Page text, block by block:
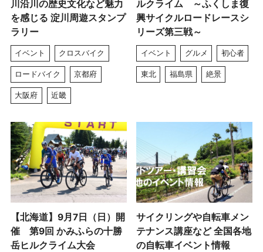
川沿川の歴史文化など魅力
を感じる 淀川周遊スタンプ
ラリー
イベント クロスバイク
ロードバイク 京都府
大阪府 近畿
ルクライム ～ふくしま復
興サイクルロードレースシ
リーズ第三戦～
イベント グルメ 初心者
東北 福島県 絶景
【北海道】9月7日（日）開
催 第9回 かみふらの十勝
岳ヒルクライム大会
サイクリングや自転車メン
テナンス講座など 全国各地
の自転車イベント情報